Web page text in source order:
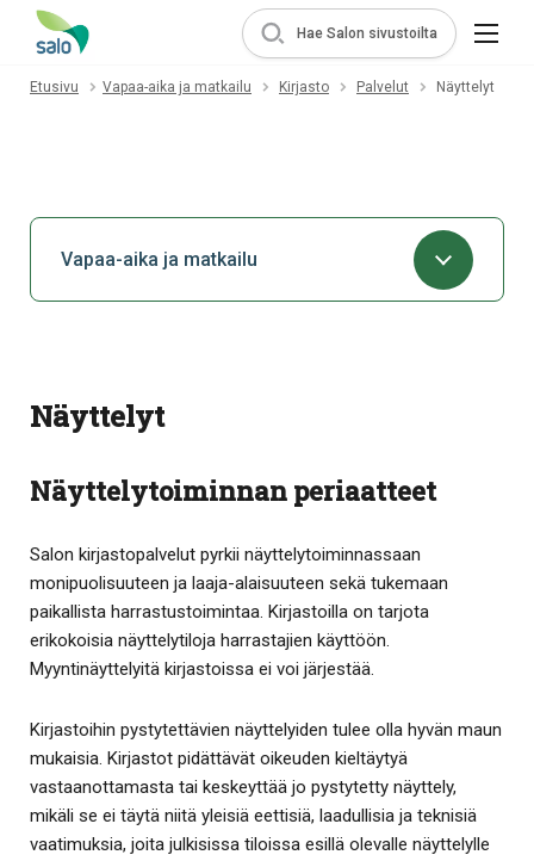
Hae Salon sivustoilta
Etusivu Vapaa-aika ja matkailu Kirjasto Palvelut Näyttelyt
Vapaa-aika ja matkailu
Näyttelyt
Näyttelytoiminnan periaatteet
Salon kirjastopalvelut pyrkii näyttelytoiminnassaan
monipuolisuuteen ja laaja-alaisuuteen sekä tukemaan
paikallista harrastustoimintaa. Kirjastoilla on tarjota
erikokoisia näyttelytiloja harrastajien käyttöön.
Myyntinäyttelyitä kirjastoissa ei voi järjestää.
Kirjastoihin pystytettävien näyttelyiden tulee olla hyvän maun
mukaisia. Kirjastot pidättävät oikeuden kieltäytyä
vastaanottamasta tai keskeyttää jo pystytetty näyttely,
mikäli se ei täytä niitä yleisiä eettisiä, laadullisia ja teknisiä
vaatimuksia, joita julkisissa tiloissa esillä olevalle näyttelylle